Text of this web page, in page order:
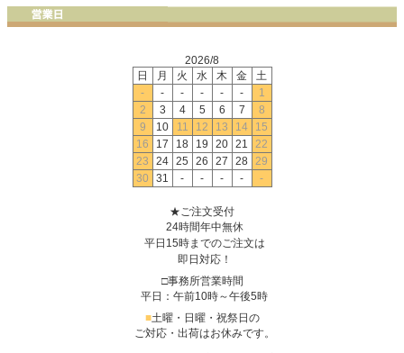
2026/8
日
月 火 水 木 金
土
-
- - - - -
1
2
3 4 5 6 7
8
9
10 11 12 13 14
15
16
17 18 19 20 21
22
23
24 25 26 27 28 29
30
31 - - - - -
★ご注文受付
24時間年中無休
平日15時までのご注文は
即日対応！
□事務所営業時間
平日：午前10時～午後5時
■土曜・日曜・祝祭日の
ご対応・出荷はお休みです。